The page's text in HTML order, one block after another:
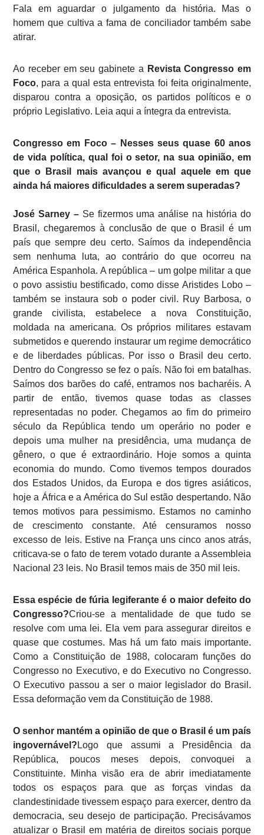
Fala em aguardar o julgamento da história. Mas o
homem que cultiva a fama de conciliador também sabe
atirar.
Ao receber em seu gabinete a Revista Congresso em
Foco, para a qual esta entrevista foi feita originalmente,
disparou contra a oposição, os partidos políticos e o
próprio Legislativo. Leia aqui a íntegra da entrevista.
Congresso em Foco – Nesses seus quase 60 anos
de vida política, qual foi o setor, na sua opinião, em
que o Brasil mais avançou e qual aquele em que
ainda há maiores dificuldades a serem superadas?
José Sarney –Se fizermos uma análise na história do
Brasil, chegaremos à conclusão de que o Brasil é um
país que sempre deu certo. Saímos da independência
sem nenhuma luta, ao contrário do que ocorreu na
América Espanhola. A república – um golpe militar a que
o povo assistiu bestificado, como disse Aristides Lobo –
também se instaura sob o poder civil. Ruy Barbosa, o
grande civilista, estabelece a nova Constituição,
moldada na americana. Os próprios militares estavam
submetidos e querendo instaurar um regime democrático
e de liberdades públicas. Por isso o Brasil deu certo.
Dentro do Congresso se fez o país. Não foi em batalhas.
Saímos dos barões do café, entramos nos bacharéis. A
partir de então, tivemos quase todas as classes
representadas no poder. Chegamos ao fim do primeiro
século da República tendo um operário no poder e
depois uma mulher na presidência, uma mudança de
gênero, o que é extraordinário. Hoje somos a quinta
economia do mundo. Como tivemos tempos dourados
dos Estados Unidos, da Europa e dos tigres asiáticos,
hoje a África e a América do Sul estão despertando. Não
temos motivos para pessimismo. Estamos no caminho
de crescimento constante. Até censuramos nosso
excesso de leis. Estive na França uns cinco anos atrás,
criticava-se o fato de terem votado durante a Assembleia
Nacional 23 leis. No Brasil temos mais de 350 mil leis.
Essa espécie de fúria legiferante é o maior defeito do
Congresso?Criou-se a mentalidade de que tudo se
resolve com uma lei. Ela vem para assegurar direitos e
quase que costumes. Mas há um fato mais importante.
Como a Constituição de 1988, colocaram funções do
Congresso no Executivo, e do Executivo no Congresso.
O Executivo passou a ser o maior legislador do Brasil.
Essa deformação vem da Constituição de 1988.
O senhor mantém a opinião de que o Brasil é um país
ingovernável? Logo que assumi a Presidência da
República, poucos meses depois, convoquei a
Constituinte. Minha visão era de abrir imediatamente
todos os espaços para que as forças vindas da
clandestinidade tivessem espaço para exercer, dentro da
democracia, seu desejo de participação. Precisávamos
atualizar o Brasil em matéria de direitos sociais porque